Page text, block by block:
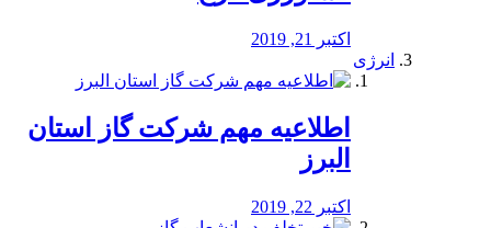
اکتبر 21, 2019
انرژی
️اطلاعیه مهم شرکت گاز استان
البرز
اکتبر 22, 2019